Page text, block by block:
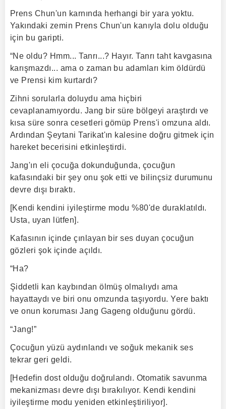
Prens Chun'un karnında herhangi bir yara yoktu.
Yakındaki zemin Prens Chun'un kanıyla dolu olduğu
için bu garipti.
“Ne oldu? Hmm... Tanrı...? Hayır. Tanrı taht kavgasına
karışmazdı... ama o zaman bu adamları kim öldürdü
ve Prensi kim kurtardı?
Zihni sorularla doluydu ama hiçbiri
cevaplanamıyordu. Jang bir süre bölgeyi araştırdı ve
kısa süre sonra cesetleri gömüp Prens'i omzuna aldı.
Ardından Şeytani Tarikat'ın kalesine doğru gitmek için
hareket becerisini etkinleştirdi.
Jang'ın eli çocuğa dokunduğunda, çocuğun
kafasındaki bir şey onu şok etti ve bilinçsiz durumunu
devre dışı bıraktı.
[Kendi kendini iyileştirme modu %80'de duraklatıldı.
Usta, uyan lütfen].
Kafasının içinde çınlayan bir ses duyan çocuğun
gözleri şok içinde açıldı.
“Ha?
Şiddetli kan kaybından ölmüş olmalıydı ama
hayattaydı ve biri onu omzunda taşıyordu. Yere baktı
ve onun koruması Jang Gageng olduğunu gördü.
“Jang!”
Çocuğun yüzü aydınlandı ve soğuk mekanik ses
tekrar geri geldi.
[Hedefin dost olduğu doğrulandı. Otomatik savunma
mekanizması devre dışı bırakılıyor. Kendi kendini
iyileştirme modu yeniden etkinleştiriliyor].